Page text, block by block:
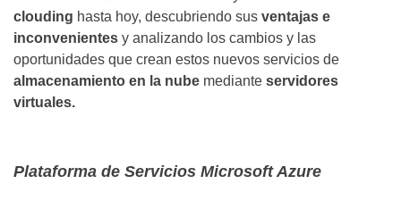
clouding hasta hoy, descubriendo sus ventajas e
inconvenientes y analizando los cambios y las
oportunidades que crean estos nuevos servicios de
almacenamiento en la nube mediante servidores
virtuales.
Plataforma de Servicios Microsoft Azure